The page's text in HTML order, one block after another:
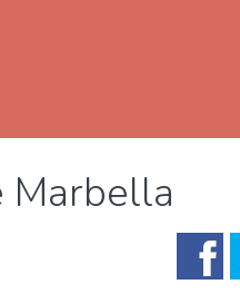
Marbella